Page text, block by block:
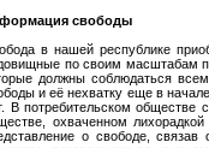
свободы
в нашей республике
по своим масштабам
должны соблюдаться
и её нехватку еще в
В потребительском обществе
охваченном
о свободе, связав